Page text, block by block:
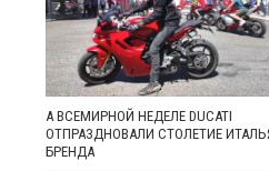
А ВСЕМИРНОЙ НЕДЕЛЕ DUCATI
ОТПРАЗДНОВАЛИ СТОЛЕТИЕ
БРЕНДА